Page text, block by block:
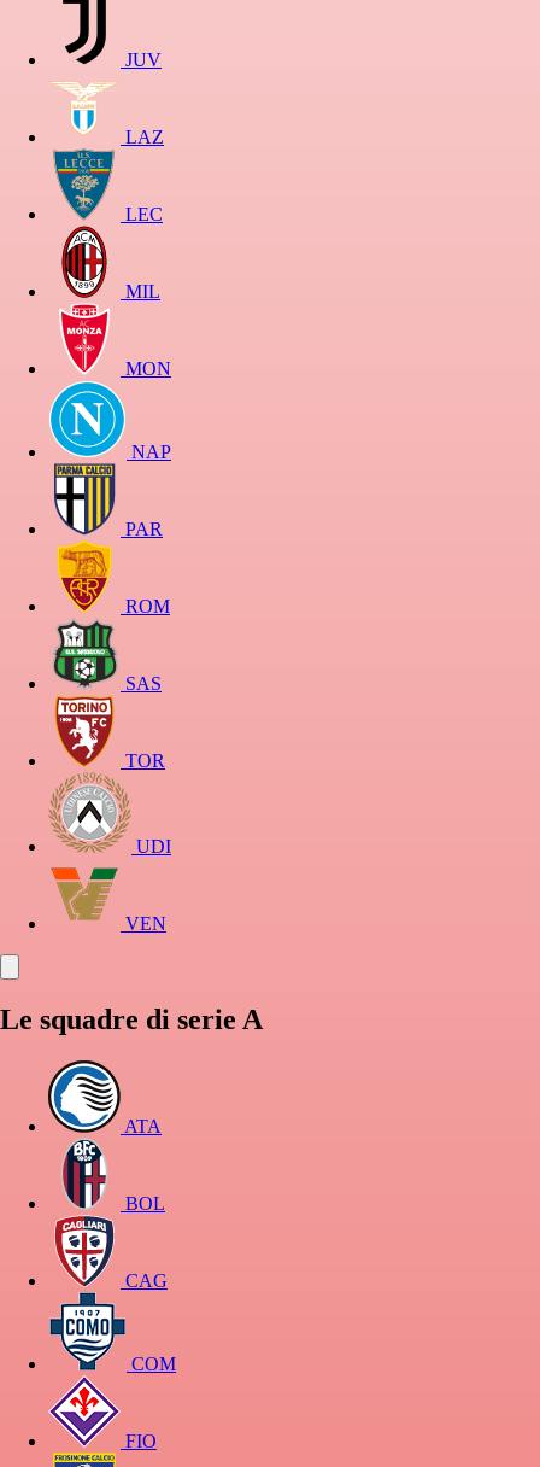
JUV
LAZ
LEC
MIL
MON
NAP
PAR
ROM
SAS
TOR
UDI
VEN
Le squadre di serie A
ATA
BOL
CAG
COM
FIO